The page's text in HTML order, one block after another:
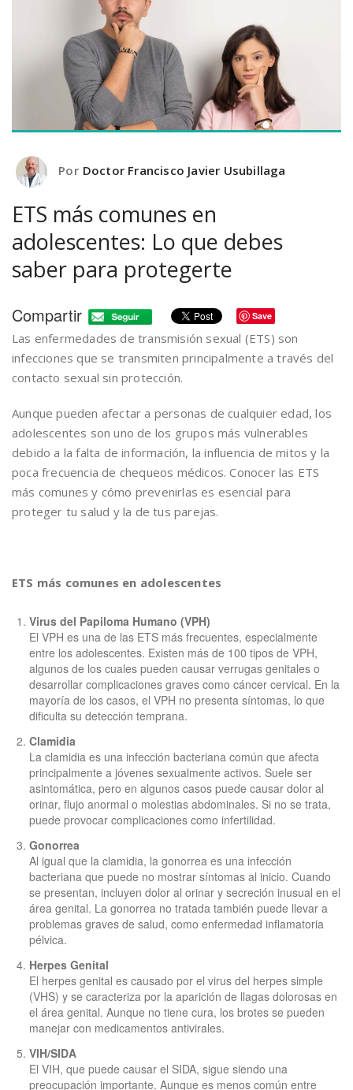
Por Doctor Francisco Javier Usubillaga
ETS más comunes en
adolescentes: Lo que debes
saber para protegerte
Compartir Save
Las enfermedades de transmisión sexual (ETS) son
infecciones que se transmiten principalmente a través del
contacto sexual sin protección.
Aunque pueden afectar a personas de cualquier edad, los
adolescentes son uno de los grupos más vulnerables
debido a la falta de información, la influencia de mitos y la
poca frecuencia de chequeos médicos. Conocer las ETS
más comunes y cómo prevenirlas es esencial para
proteger tu salud y la de tus parejas.
ETS más comunes en adolescentes
Virus del Papiloma Humano (VPH)
El VPH es una de las ETS más frecuentes, especialmente
entre los adolescentes. Existen más de 100 tipos de VPH,
algunos de los cuales pueden causar verrugas genitales o
desarrollar complicaciones graves como cáncer cervical. En la
mayoría de los casos, el VPH no presenta síntomas, lo que
dificulta su detección temprana.
Clamidia
La clamidia es una infección bacteriana común que afecta
principalmente a jóvenes sexualmente activos. Suele ser
asintomática, pero en algunos casos puede causar dolor al
orinar, flujo anormal o molestias abdominales. Si no se trata,
puede provocar complicaciones como infertilidad.
Gonorrea
Al igual que la clamidia, la gonorrea es una infección
bacteriana que puede no mostrar síntomas al inicio. Cuando
se presentan, incluyen dolor al orinar y secreción inusual en el
área genital. La gonorrea no tratada también puede llevar a
problemas graves de salud, como enfermedad inflamatoria
pélvica.
Herpes Genital
El herpes genital es causado por el virus del herpes simple
(VHS) y se caracteriza por la aparición de llagas dolorosas en
el área genital. Aunque no tiene cura, los brotes se pueden
manejar con medicamentos antivirales.
VIH/SIDA
El VIH, que puede causar el SIDA, sigue siendo una
preocupación importante. Aunque es menos común entre